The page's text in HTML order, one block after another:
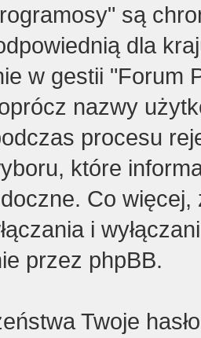
są
dla
w gestii "Forum
nazwy
procesu
które
Co
i
przez phpBB.
Twoje